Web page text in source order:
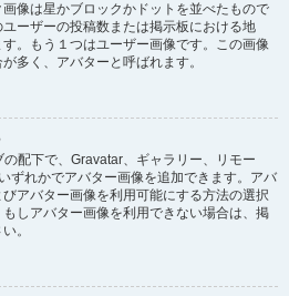
像は星かブロックかドットを並べたもので
ーザーの投稿数または掲示板における地
。もう１つはユーザー画像です。この画像
多く、アバターと呼ばれます。
の配下で、Gravatar、ギャラリー、リモー
ずれかでアバター画像を追加できます。アバ
アバター画像を利用可能にする方法の選択
しアバター画像を利用できない場合は、掲
。